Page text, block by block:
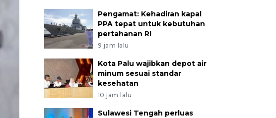
Pengamat: Kehadiran kapal
PPA tepat untuk kebutuhan
pertahanan RI
9 jam lalu
Kota Palu wajibkan depot air
minum sesuai standar
kesehatan
10 jam lalu
Sulawesi Tengah perluas